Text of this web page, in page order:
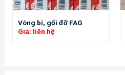
Vòng bi, gối đỡ FAG
Giá: liên hệ